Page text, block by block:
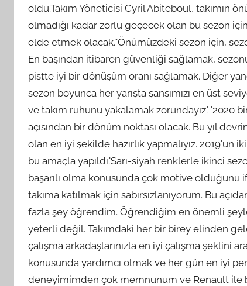
oldu.Takım Yöneticisi Cyril Abiteboul, takımın
olmadığı kadar zorlu geçecek olan bu sezon
elde etmek olacak.''Önümüzdeki sezon için,
En başından itibaren güvenliği sağlamak,
pistte iyi bir dönüşüm oranı sağlamak. Diğer
sezon boyunca her yarışta şansımızı en üst
ve takım ruhunu yakalamak zorundayız.' '2020
açısından bir dönüm noktası olacak. Bu yıl
olan en iyi şekilde hazırlık yapmalıyız.
bu amaçla yapıldı.'Sarı-siyah renklerle ikinci
başarılı olma konusunda çok motive
takıma katılmak için sabırsızlanıyorum. Bu
fazla şey öğrendim. Öğrendiğim en önemli
yeterli değil. Takımdaki her bir birey elinden
çalışma arkadaşlarınızla en iyi çalışma şeklini
konusunda yardımcı olmak ve her gün en iyi
deneyimimden çok memnunum ve Renault